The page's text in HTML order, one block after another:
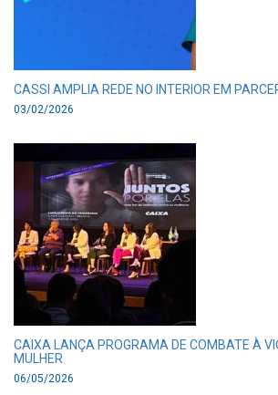
CASSI AMPLIA REDE NO INTERIOR EM
03/02/2026
CAIXA LANÇA PROGRAMA DE COMBATE À
MULHER
06/05/2026